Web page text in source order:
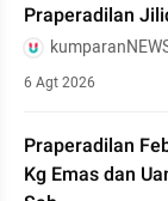
Praperadilan
6 Agt 2026
Praperadilan
Kg Emas dan